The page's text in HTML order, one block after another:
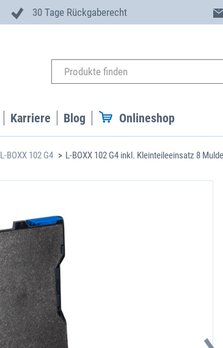
30 Tage Rückgaberecht
Karriere Blog Onlineshop
L-BOXX 102 G4 L-BOXX 102 G4 inkl. Kleinteileeinsatz 8